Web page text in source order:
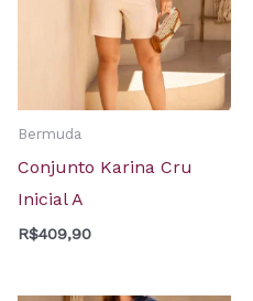
Bermuda
Conjunto Karina Cru
Inicial A
R$409,90